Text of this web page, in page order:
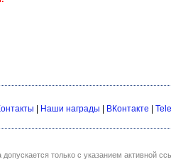
Наши награды ВКонтакте
только с указанием активной